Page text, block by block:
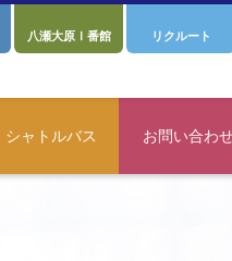
シャトルバス
お問い合わ
八瀬大原Ⅰ番館 リクルート